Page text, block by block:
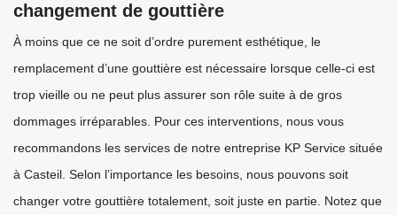
changement de gouttière
À moins que ce ne soit d’ordre purement esthétique, le
remplacement d’une gouttière est nécessaire lorsque celle-ci est
trop vieille ou ne peut plus assurer son rôle suite à de gros
dommages irréparables. Pour ces interventions, nous vous
recommandons les services de notre entreprise KP Service située
à Casteil. Selon l’importance les besoins, nous pouvons soit
changer votre gouttière totalement, soit juste en partie. Notez que